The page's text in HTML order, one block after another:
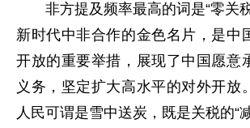
非方提及频率最高的词是“零关
新时代中非合作的金色名片，是中
开放的重要举措，展现了中国愿意
义务，坚定扩大高水平的对外开放
人民可谓是雪中送炭，既是关税的“